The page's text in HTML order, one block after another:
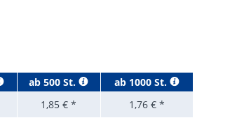
ab500 St. ab 1000 St.
1,85 € * 1,76 € *